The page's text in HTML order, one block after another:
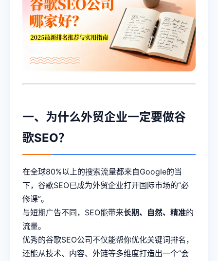
一、为什么外贸企业一定要做谷
歌SEO？
在全球80%以上的搜索流量都来自Google的当
下，谷歌SEO已成为外贸企业打开国际市场的“必
修课”。
与短期广告不同，SEO能带来长期、自然、精准的
流量。
优秀的谷歌SEO公司不仅能帮你优化关键词排名，
还能从技术、内容、外链等多维度打造出一个“会